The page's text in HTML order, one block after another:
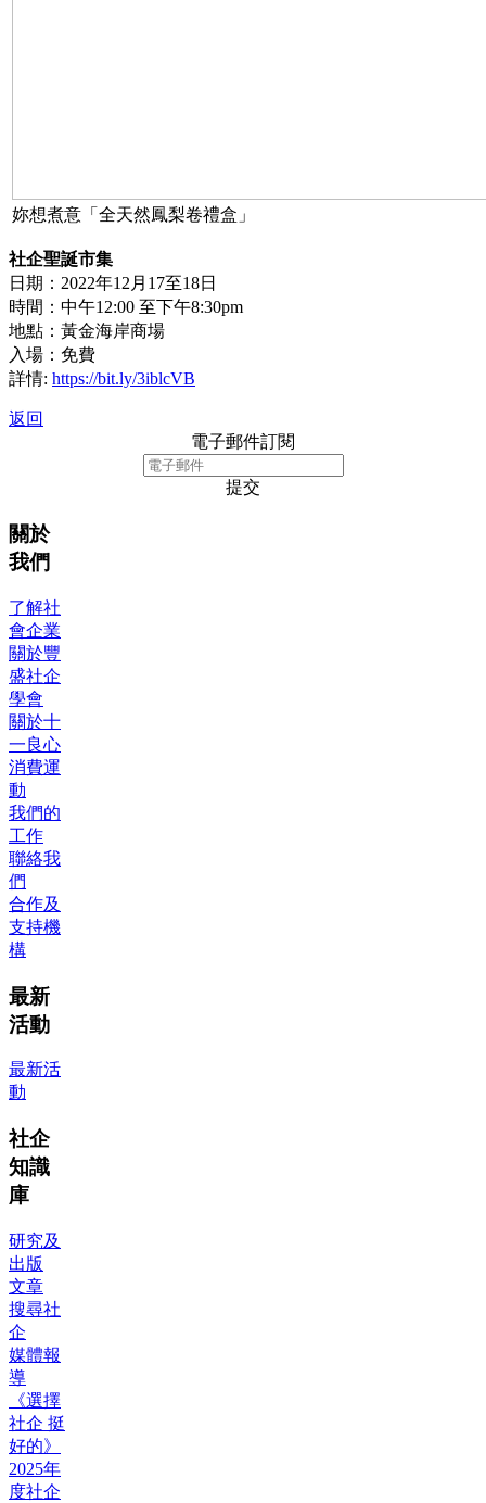
妳想煮意「全天然鳳梨卷禮盒」
社企聖誕市集
日期：2022年12月17至18日
時間：中午12:00 至下午8:30pm
地點：黃金海岸商場
入場：免費
詳情: https://bit.ly/3iblcVB
返回
電子郵件訂閱
提交
關於
我們
了解社
會企業
關於豐
盛社企
學會
關於十
一良心
消費運
動
我們的
工作
聯絡我
們
合作及
支持機
構
最新
活動
最新活
動
社企
知識
庫
研究及
出版
文章
搜尋社
企
媒體報
導
《選擇
社企 挺
好的》
2025年
度社企